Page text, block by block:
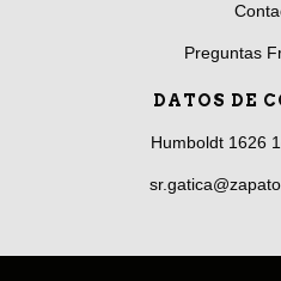
Preguntas
DATOS DE
Humboldt 1626